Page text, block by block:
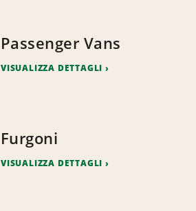
Passenger Vans
VISUALIZZA DETTAGLI
Furgoni
VISUALIZZA DETTAGLI